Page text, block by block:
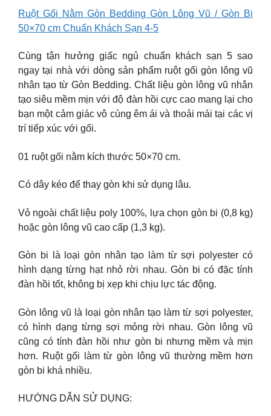
Ruột Gối Nằm Gòn Bedding Gòn Lông Vũ / Gòn Bi
50×70 cm Chuẩn Khách Sạn 4-5
Cùng tận hưởng giấc ngủ chuẩn khách sạn 5 sao
ngay tại nhà với dòng sản phẩm ruột gối gòn lông vũ
nhân tạo từ Gòn Bedding. Chất liệu gòn lông vũ nhân
tạo siêu mềm mịn với độ đàn hồi cực cao mang lại cho
bạn một cảm giác vô cùng êm ái và thoải mái tại các vị
trí tiếp xúc với gối.
01 ruột gối nằm kích thước 50×70 cm.
Có dây kéo để thay gòn khi sử dụng lâu.
Vỏ ngoài chất liệu poly 100%, lựa chọn gòn bi (0,8 kg)
hoặc gòn lông vũ cao cấp (1,3 kg).
Gòn bi là loại gòn nhân tạo làm từ sợi polyester có
hình dạng từng hạt nhỏ rời nhau. Gòn bi có đặc tính
đàn hồi tốt, không bị xẹp khi chịu lực tác động.
Gòn lông vũ là loại gòn nhân tạo làm từ sợi polyester,
có hình dạng từng sợi mỏng rời nhau. Gòn lông vũ
cũng có tính đàn hồi như gòn bi nhưng mềm và mịn
hơn. Ruột gối làm từ gòn lông vũ thường mềm hơn
gòn bi khá nhiều.
HƯỚNG DẪN SỬ DỤNG: